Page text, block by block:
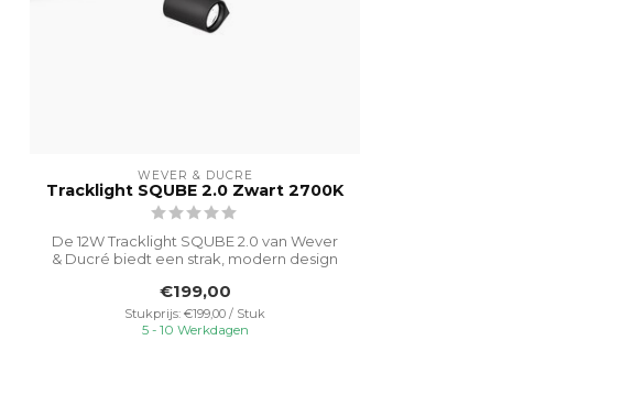
WEVER & DUCRÉ
Tracklight SQUBE 2.0 Zwart 2700K
De 12W Tracklight SQUBE 2.0 van Wever
& Ducré biedt een strak, modern design
€199,00
Stukprijs: €199,00 / Stuk
5 - 10 Werkdagen